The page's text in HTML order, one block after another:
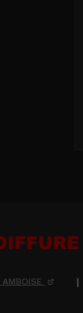
AMBOISE